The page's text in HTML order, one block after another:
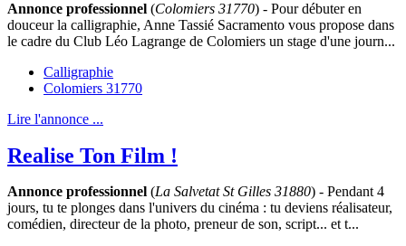
Annonce professionnel (Colomiers 31770) - Pour débuter en
douceur la calligraphie, Anne Tassié Sacramento vous propose dans
le cadre du Club Léo Lagrange de Colomiers un stage d'une journ...
Calligraphie
Colomiers 31770
Lire l'annonce ...
Realise Ton Film !
Annonce professionnel (La Salvetat St Gilles 31880) - Pendant 4
jours, tu te plonges dans l'univers du cinéma : tu deviens réalisateur,
comédien, directeur de la photo, preneur de son, script... et t...